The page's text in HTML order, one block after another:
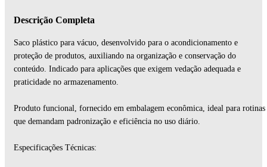
Descrição Completa
Saco plástico para vácuo, desenvolvido para o acondicionamento e
proteção de produtos, auxiliando na organização e conservação do
conteúdo. Indicado para aplicações que exigem vedação adequada e
praticidade no armazenamento.
Produto funcional, fornecido em embalagem econômica, ideal para rotinas
que demandam padronização e eficiência no uso diário.
Especificações Técnicas: